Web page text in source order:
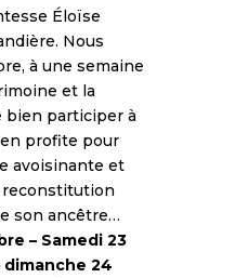
Éloïse
Nous
à une semaine
et la
bien participer à
profite pour
avoisinante et
reconstitution
son ancêtre…
– Samedi 23
dimanche 24